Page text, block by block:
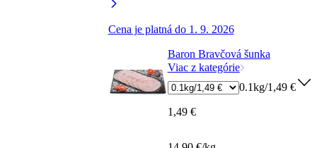
Cena je platná do 1. 9. 2026
Baron Bravčová šunka
Viac z kategórie
0.1kg/1,49 €
1,49 €